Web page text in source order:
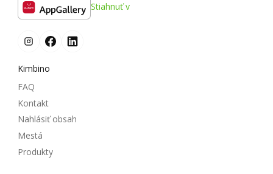
Stiahnuť v
Kimbino
FAQ
Kontakt
Nahlásiť obsah
Mestá
Produkty